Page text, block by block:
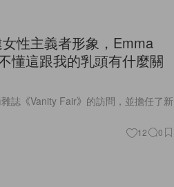
性主義者形象，Emma
懂這跟我的乳頭有什麼關
誌《Vanity Fair》的訪問，並擔任了新
12 0